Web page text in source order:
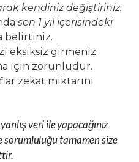
kendiniz değiştiriniz.
son 1 yıl içerisindeki
belirtiniz.
eksiksiz girmeniz
için zorunludur.
zekat miktarını
veri ile yapacağınız
sorumluluğu tamamen size